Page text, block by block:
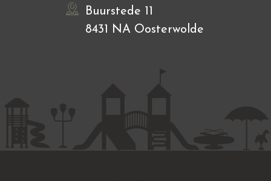
Buurstede 11
8431 NA Oosterwolde